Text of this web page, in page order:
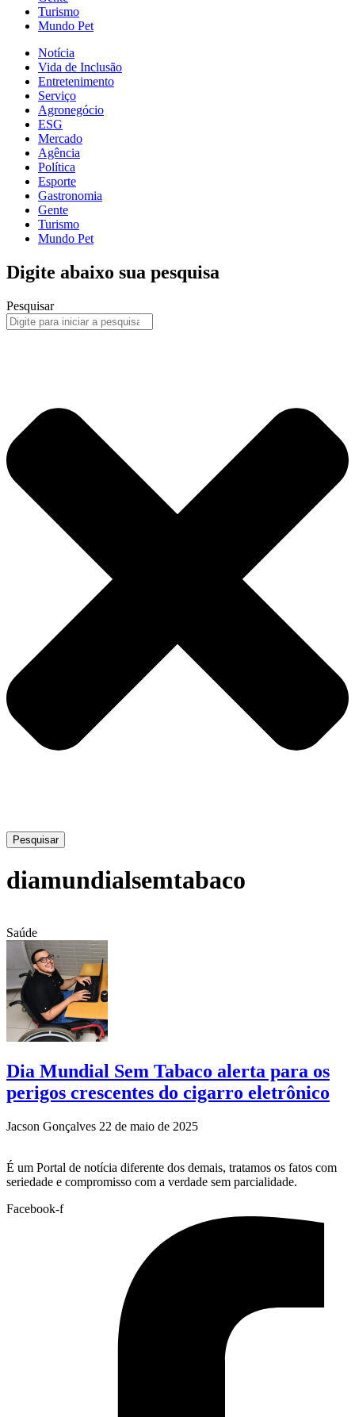
Turismo
Mundo Pet
Notícia
Vida de Inclusão
Entretenimento
Serviço
Agronegócio
ESG
Mercado
Agência
Política
Esporte
Gastronomia
Gente
Turismo
Mundo Pet
Digite abaixo sua pesquisa
Pesquisar
Pesquisar
diamundialsemtabaco
Saúde
Dia Mundial Sem Tabaco alerta para os
perigos crescentes do cigarro eletrônico
Jacson Gonçalves 22 de maio de 2025
É um Portal de notícia diferente dos demais, tratamos os fatos com
seriedade e compromisso com a verdade sem parcialidade.
Facebook-f